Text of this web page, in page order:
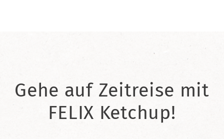
Gehe auf Zeitreise mit
FELIX Ketchup!